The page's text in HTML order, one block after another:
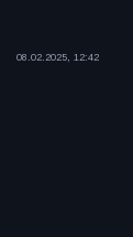
08.02.2025, 12:42